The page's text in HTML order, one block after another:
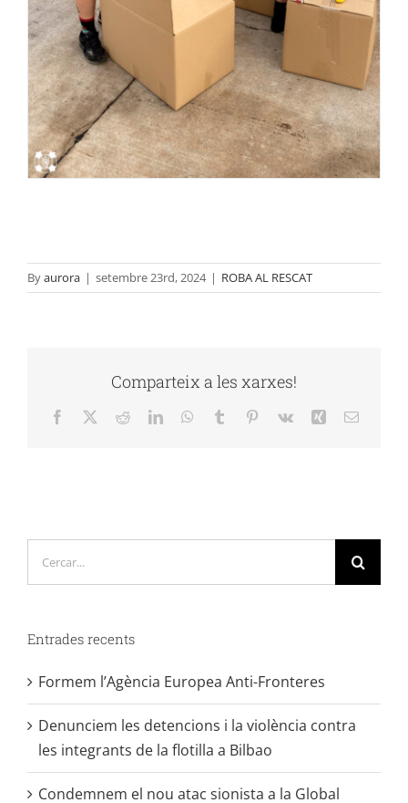
Byaurora | setembre 23rd, 2024 | ROBA AL RESCAT
Comparteix a les xarxes!
Facebook RedditLinkedInWhatsApp
Tumblr Pinterest
Vk Xing Email:
Entrades recents
Formem l’Agència Europea Anti-Fronteres
Denunciem les detencions i la violència contra
les integrants de la flotilla a Bilbao
Condemnem el nou atac sionista a la Global